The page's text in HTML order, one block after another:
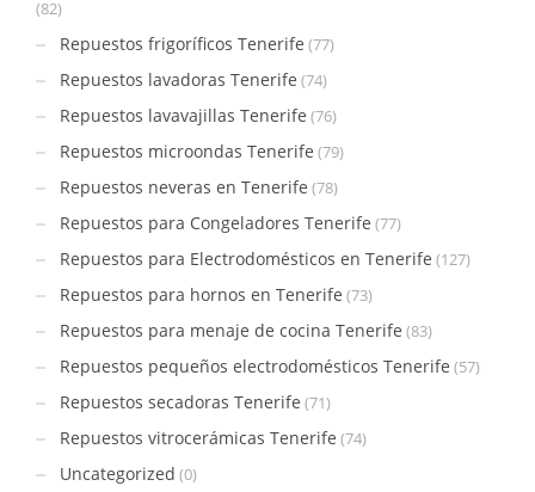
(82)
Repuestos frigoríficos Tenerife (77)
Repuestos lavadoras Tenerife (74)
Repuestos lavavajillas Tenerife (76)
Repuestos microondas Tenerife (79)
Repuestos neveras en Tenerife (78)
Repuestos para Congeladores Tenerife (77)
Repuestos para Electrodomésticos en Tenerife (127)
Repuestos para hornos en Tenerife (73)
Repuestos para menaje de cocina Tenerife (83)
Repuestos pequeños electrodomésticos Tenerife (57)
Repuestos secadoras Tenerife (71)
Repuestos vitrocerámicas Tenerife (74)
Uncategorized (0)